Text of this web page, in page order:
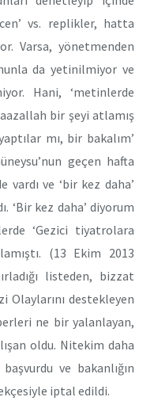
vs. replikler, hatta
Varsa, yönetmenden
da yetinilmiyor ve
Hani, ‘metinlerde
bir şeyi atlamış
mı, bir bakalım’
geçen hafta
vardı ve ‘bir kez daha’
‘Bir kez daha’ diyorum
‘Gezici tiyatrolara
(13 Ekim 2013
listeden, bizzat
Olaylarını destekleyen
ne bir yalanlayan,
oldu. Nitekim daha
ve bakanlığın
iptal edildi.